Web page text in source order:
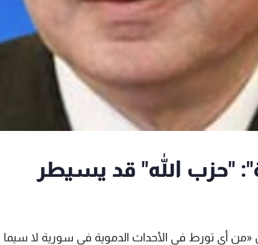
"حزب الله" قد يسيطر
«من أي تورط في الأحداث الدموية في سورية لا سيما